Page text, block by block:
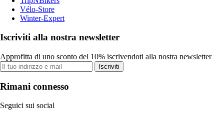
Vélo-Store
Winter-Expert
Iscriviti alla nostra newsletter
Approfitta di uno sconto del 10% iscrivendoti alla nostra newsletter
Iscriviti
Rimani connesso
Seguici sui social